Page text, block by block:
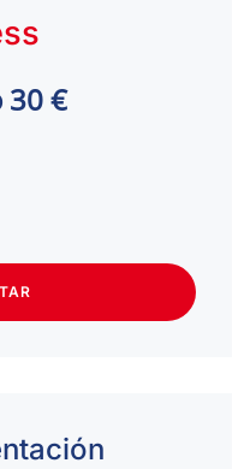
30 €